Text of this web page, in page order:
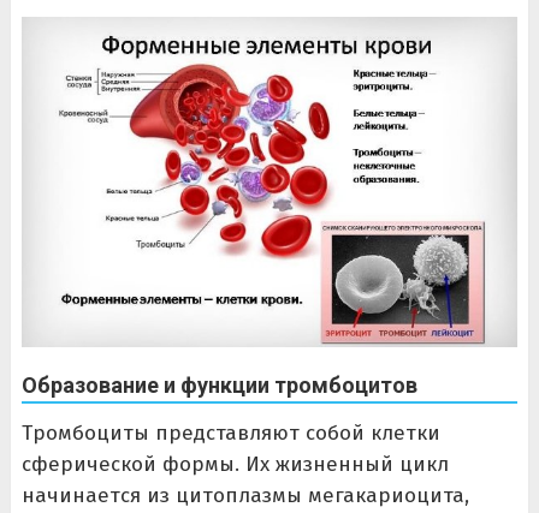
Образование и функции тромбоцитов
Тромбоциты представляют собой клетки
сферической формы. Их жизненный цикл
начинается из цитоплазмы мегакариоцита,